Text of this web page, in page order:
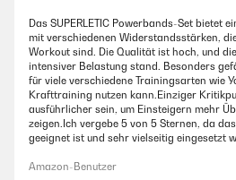
Das SUPERLETIC Powerbands-Set bietet
mit verschiedenen Widerstandsstärken,
Workout sind. Die Qualität ist hoch, und
intensiver Belastung stand. Besonders
für viele verschiedene Trainingsarten wie
Krafttraining nutzen kann.Einziger
ausführlicher sein, um Einsteigern mehr
zeigen.Ich vergebe 5 von 5 Sternen, da
geeignet ist und sehr vielseitig eingesetzt
Amazon-Benutzer